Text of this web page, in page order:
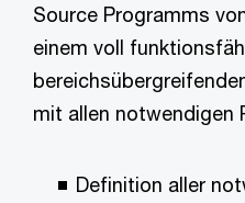
Source Programms
einem voll
mit allen notwendigen
Definition aller